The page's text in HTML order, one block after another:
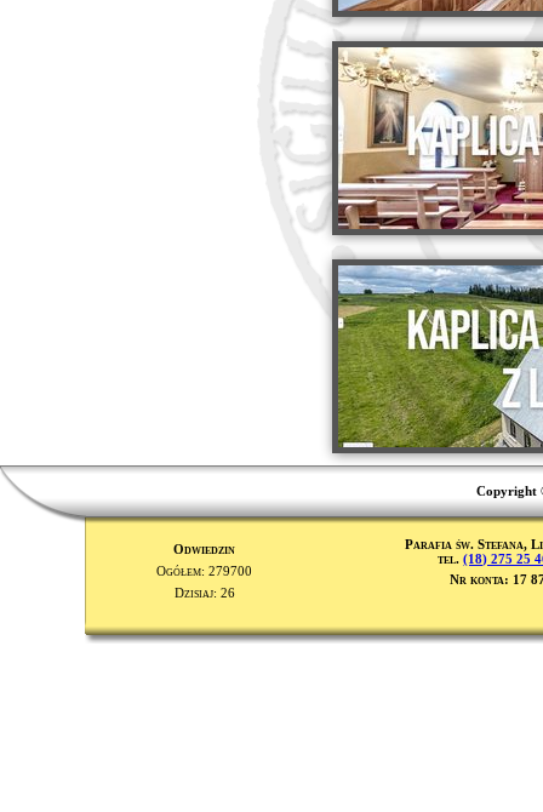
Copyright
Odwiedzin
Ogółem: 279700
Dzisiaj: 26
Parafia św. Stefana,
tel.(18) 275 25
Nr konta: 17